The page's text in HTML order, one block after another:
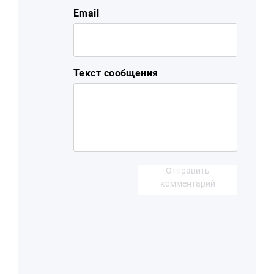
Email
Текст сообщения
Отправить
комментарий